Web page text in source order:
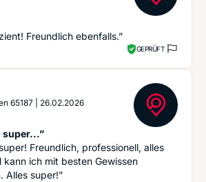
Freundlich ebenfalls.”
GEPRÜFT
65187 26.02.2026
super...”
Freundlich, professionell, alles
kann ich mit besten Gewissen
Alles super!”